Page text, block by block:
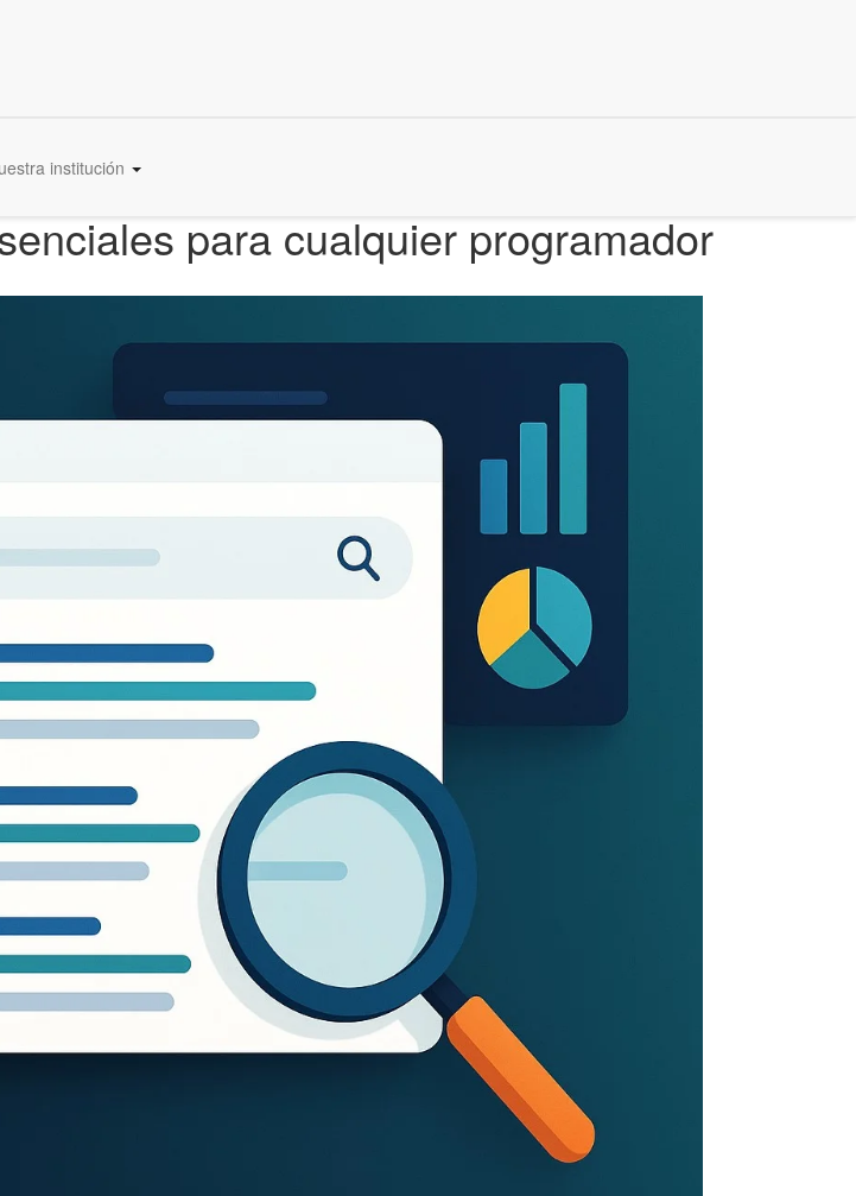
institución
para cualquier programador